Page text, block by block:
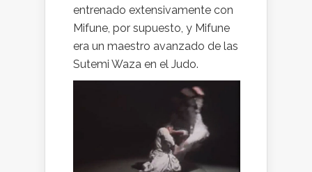
entrenado extensivamente con
Mifune, por supuesto, y Mifune
era un maestro avanzado de las
Sutemi Waza en el Judo.